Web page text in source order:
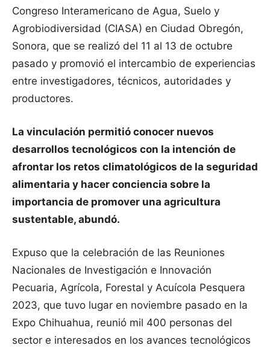
Congreso Interamericano de Agua, Suelo y
Agrobiodiversidad (CIASA) en Ciudad Obregón,
Sonora, que se realizó del 11 al 13 de octubre
pasado y promovió el intercambio de experiencias
entre investigadores, técnicos, autoridades y
productores.
La vinculación permitió conocer nuevos
desarrollos tecnológicos con la intención de
afrontar los retos climatológicos de la seguridad
alimentaria y hacer conciencia sobre la
importancia de promover una agricultura
sustentable, abundó.
Expuso que la celebración de las Reuniones
Nacionales de Investigación e Innovación
Pecuaria, Agrícola, Forestal y Acuícola Pesquera
2023, que tuvo lugar en noviembre pasado en la
Expo Chihuahua, reunió mil 400 personas del
sector e interesados en los avances tecnológicos